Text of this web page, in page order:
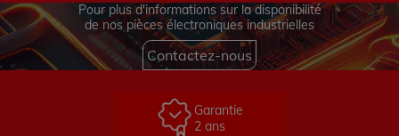
Pour plus d'informations sur la disponibilité
de nos pièces électroniques industrielles
Contactez-nous
Garantie
2 ans